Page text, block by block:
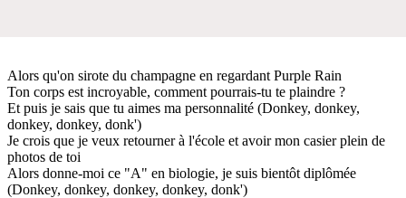
Alors qu'on sirote du champagne en regardant Purple Rain
Ton corps est incroyable, comment pourrais-tu te plaindre ?
Et puis je sais que tu aimes ma personnalité (Donkey, donkey,
donkey, donkey, donk')
Je crois que je veux retourner à l'école et avoir mon casier plein de
photos de toi
Alors donne-moi ce "A" en biologie, je suis bientôt diplômée
(Donkey, donkey, donkey, donkey, donk')